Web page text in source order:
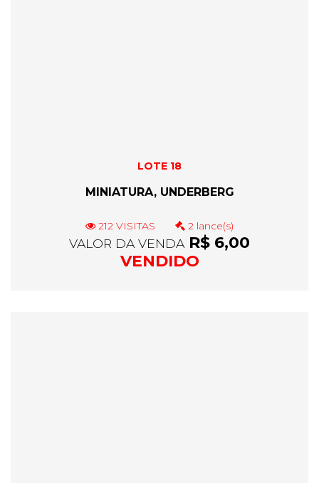
LOTE 18
MINIATURA, UNDERBERG
212 VISITAS 2 lance(s)
VALOR DA VENDAR$ 6,00
VENDIDO